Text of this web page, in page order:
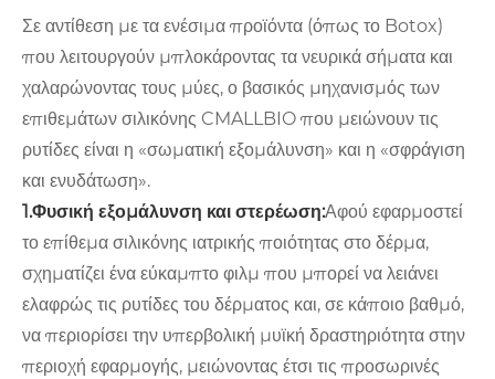
Σε αντίθεση με τα ενέσιμα προϊόντα (όπως το Botox)
που λειτουργούν μπλοκάροντας τα νευρικά σήματα και
χαλαρώνοντας τους μύες, ο βασικός μηχανισμός των
επιθεμάτων σιλικόνης CMALLBIO που μειώνουν τις
ρυτίδες είναι η «σωματική εξομάλυνση» και η «σφράγιση
και ενυδάτωση».
1.Φυσική εξομάλυνση και στερέωση:Αφού εφαρμοστεί
το επίθεμα σιλικόνης ιατρικής ποιότητας στο δέρμα,
σχηματίζει ένα εύκαμπτο φιλμ που μπορεί να λειάνει
ελαφρώς τις ρυτίδες του δέρματος και, σε κάποιο βαθμό,
να περιορίσει την υπερβολική μυϊκή δραστηριότητα στην
περιοχή εφαρμογής, μειώνοντας έτσι τις προσωρινές